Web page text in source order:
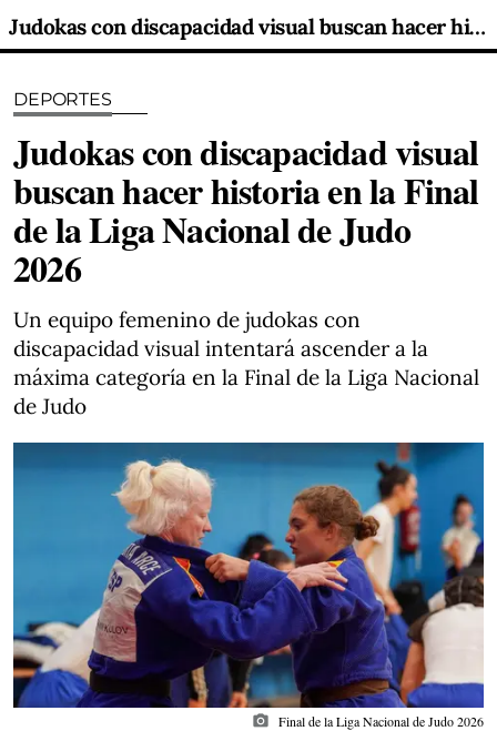
Judokas con discapacidad visual buscan hacer historia en la Final de la Liga Nacional de Judo 2026
DEPORTES
Judokas con discapacidad visual
buscan hacer historia en la Final
de la Liga Nacional de Judo
2026
Un equipo femenino de judokas con
discapacidad visual intentará ascender a la
máxima categoría en la Final de la Liga Nacional
de Judo
photo_camera Final de la Liga Nacional de Judo 2026